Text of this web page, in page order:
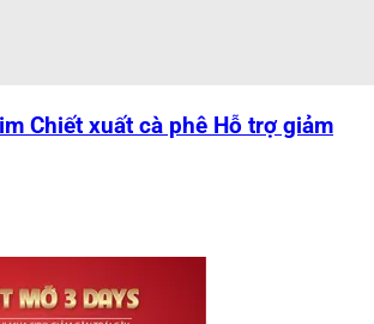
Chiết xuất cà phê Hỗ trợ giảm